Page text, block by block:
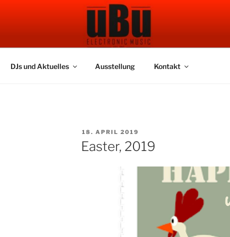
DJs und Aktuelles Ausstellung Kontakt
VERÖFFENTLICHT
AM
18. APRIL 2019
Easter, 2019